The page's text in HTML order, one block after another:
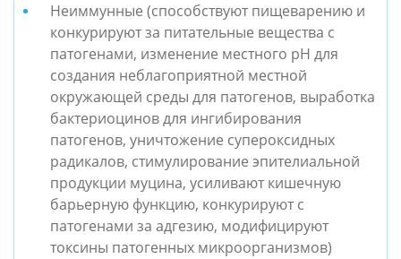
Неиммунные (способствуют пищеварению и
конкурируют за питательные вещества с
патогенами, изменение местного рН для
создания неблагоприятной местной
окружающей среды для патогенов, выработка
бактериоцинов для ингибирования
патогенов, уничтожение супероксидных
радикалов, стимулирование эпителиальной
продукции муцина, усиливают кишечную
барьерную функцию, конкурируют с
патогенами за адгезию, модифицируют
токсины патогенных микроорганизмов)